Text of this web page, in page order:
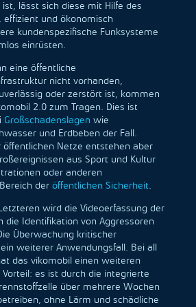
ist, lässt sich diese mit Hilfe des
effizient und ökonomisch
kundenspezifische Funksysteme
einrüsten.
eine öffentliche
nicht vorhanden,
oder zerstört ist, kommen
2.0 zum Tragen. Dies ist
Großschadenslagen wie
und Erdbeben der Fall.
öffentlichen Netze entstehen aber
aus Sport und Kultur
oder anderen
der öffentlichen Sicherheit.
wird die Videoerfassung der
die Identifikation von Aggressoren
Überwachung kritischer
weiterer Anwendungsfall. Bei all
das vikomobil einen weiteren
es ist durch die integrierte
über mehrere Wochen
ohne Lärm und schädliche